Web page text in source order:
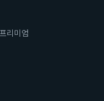
리미엄